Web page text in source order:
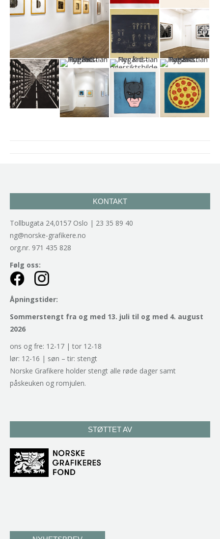
KONTAKT
Tollbugata 24,0157 Oslo | 23 35 89 40
ng@norske-grafikere.no
org.nr. 971 435 828
Følg oss:
Åpningstider:
Sommerstengt fra og med 13. juli til og med 4. august
2026
ons og fre: 12-17 | tor 12-18
lør: 12-16 | søn – tir: stengt
Norske Grafikere holder stengt alle røde dager samt
påskeuken og romjulen.
STØTTET AV